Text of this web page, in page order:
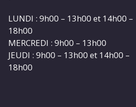
LUNDI : 9h00 – 13h00 et 14h00 –
18h00
MERCREDI : 9h00 – 13h00
JEUDI : 9h00 – 13h00 et 14h00 –
18h00